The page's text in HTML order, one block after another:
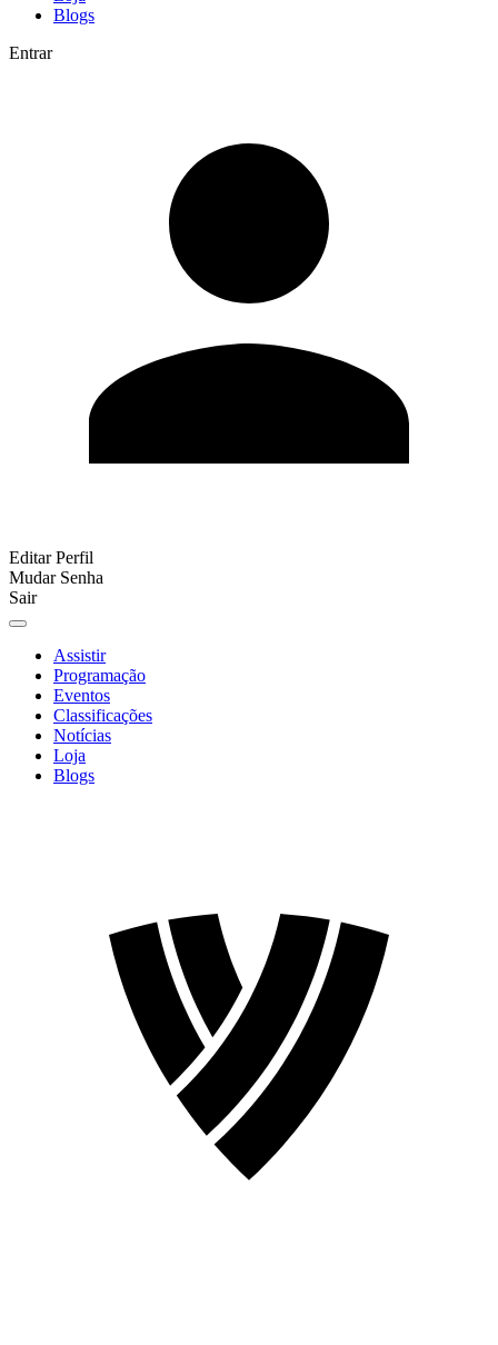
Blogs
Entrar
Editar Perfil
Mudar Senha
Sair
Assistir
Programação
Eventos
Classificações
Notícias
Loja
Blogs